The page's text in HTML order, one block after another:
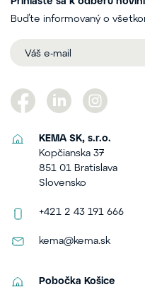
Buďte informovaný o
KEMA SK, s.r.o.
Kopčianska 37
851 01 Bratislava
Slovensko
+421 2 43 191 666
kema@kema.sk
Pobočka Košice